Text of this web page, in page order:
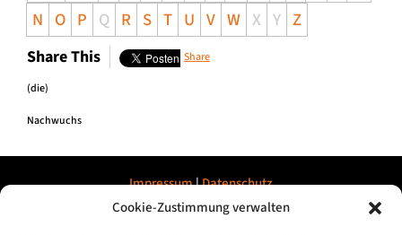
Cookie-Zustimmung verwalten
N O P Q R S T U V W X Y Z
Share This Share
(die)
Nachwuchs
Impressum|Datenschutz